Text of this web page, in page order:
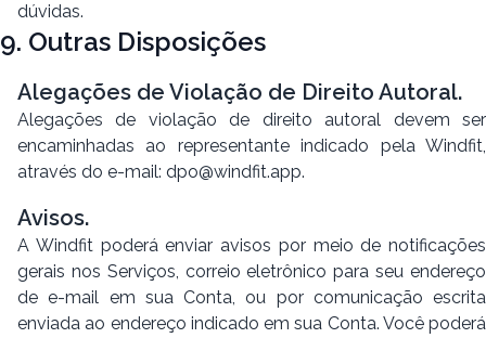
dúvidas.
9. Outras Disposições
Alegações de Violação de Direito Autoral.
Alegações de violação de direito autoral devem ser
encaminhadas ao representante indicado pela Windfit,
através do e-mail: dpo@windfit.app.
Avisos.
A Windfit poderá enviar avisos por meio de notificações
gerais nos Serviços, correio eletrônico para seu endereço
de e-mail em sua Conta, ou por comunicação escrita
enviada ao endereço indicado em sua Conta. Você poderá